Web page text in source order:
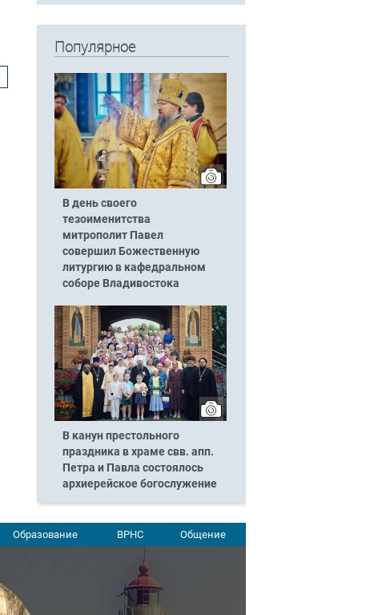
Популярное
В день своего
тезоименитства
митрополит Павел
совершил Божественную
литургию в кафедральном
соборе Владивостока
В канун престольного
праздника в храме свв. апп.
Петра и Павла состоялось
архиерейское богослужение
Образование ВРНС Общение